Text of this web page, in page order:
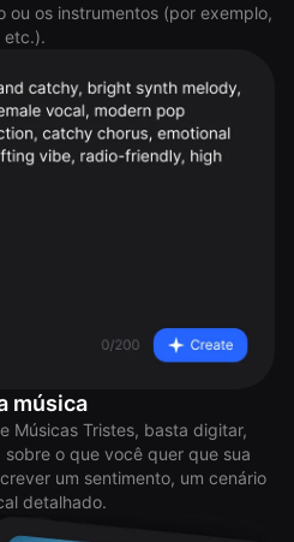
ou os instrumentos (por exemplo,
etc.).
música
Músicas Tristes, basta digitar,
o que você quer que sua
um sentimento, um cenário
detalhado.